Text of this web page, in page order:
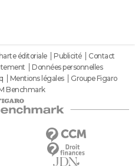
éditoriale Publicité
Contact
Données personnelles
Mentions légales
Groupe Figaro
Benchmark